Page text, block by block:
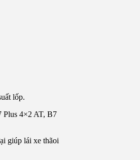
lốp.
Plus 4×2 AT, B7
giúp lái xe thãoi